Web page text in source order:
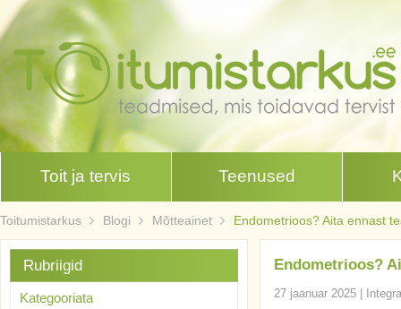
Toit ja tervis Teenused
Toitumistarkus Blogi Mõtteainet Endometrioos? Aita ennast
Endometrioos?
27 jaanuar 2025
Rubriigid
Kategooriata